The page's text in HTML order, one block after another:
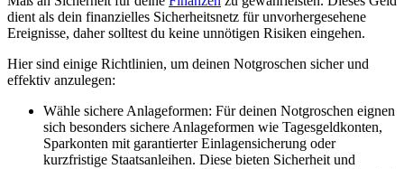
dient als dein finanzielles Sicherheitsnetz für unvorhergesehene
Ereignisse, daher solltest du keine unnötigen Risiken eingehen.
Hier sind einige Richtlinien, um deinen Notgroschen sicher und
effektiv anzulegen:
Wähle sichere Anlageformen: Für deinen Notgroschen eignen
sich besonders sichere Anlageformen wie Tagesgeldkonten,
Sparkonten mit garantierter Einlagensicherung oder
kurzfristige Staatsanleihen. Diese bieten Sicherheit und